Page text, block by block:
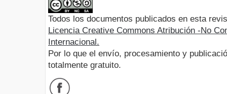
Todos los documentos publicados en esta
Licencia Creative Commons Atribución -No
Internacional.
Por lo que el envío, procesamiento y
totalmente gratuito.